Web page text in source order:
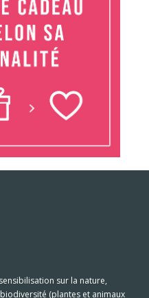
sur la nature,
(plantes et animaux